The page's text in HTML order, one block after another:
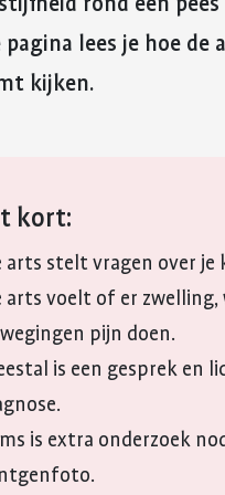
pagina lees je hoe
kijken.
kort:
arts stelt vragen over
arts voelt of er
pijn doen.
is een gesprek en
is extra onderzoek